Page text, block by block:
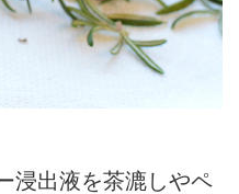
浸出液を茶漉しやペ